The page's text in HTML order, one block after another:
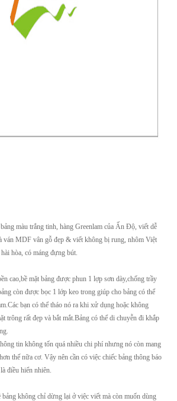
màu trắng tinh, hàng Greenlam của Ấn Độ, viết dễ
ván MDF vân gỗ đẹp & viết không bị rung, nhôm Việt
hòa, có máng đựng bút.
cao,bề mặt bảng được phun 1 lợp sơn dày,chống trầy
còn được bọc 1 lớp keo trong giúp cho bảng có thể
bạn có thể tháo nó ra khi xử dụng hoặc không
trông rất đẹp và bắt mắt.Bảng có thể di chuyễn đi khắp
tin không tốn quá nhiều chi phí nhưng nó còn mang
thế nữa cơ. Vậy nên cần có việc chiếc bảng thông báo
điều hiển nhiên.
không chỉ dừng lại ở việc viết mà còn muốn dùng